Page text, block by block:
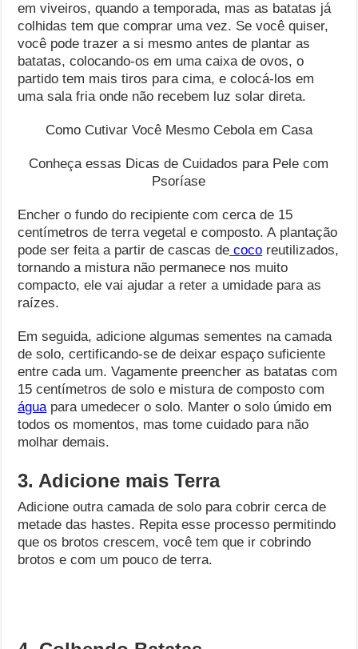
em viveiros, quando a temporada, mas as batatas já
colhidas tem que comprar uma vez. Se você quiser,
você pode trazer a si mesmo antes de plantar as
batatas, colocando-os em uma caixa de ovos, o
partido tem mais tiros para cima, e colocá-los em
uma sala fria onde não recebem luz solar direta.
Como Cutivar Você Mesmo Cebola em Casa
Conheça essas Dicas de Cuidados para Pele com
Psoríase
Encher o fundo do recipiente com cerca de 15
centímetros de terra vegetal e composto. A plantação
pode ser feita a partir de cascas de coco reutilizados,
tornando a mistura não permanece nos muito
compacto, ele vai ajudar a reter a umidade para as
raízes.
Em seguida, adicione algumas sementes na camada
de solo, certificando-se de deixar espaço suficiente
entre cada um. Vagamente preencher as batatas com
15 centímetros de solo e mistura de composto com
águapara umedecer o solo. Manter o solo úmido em
todos os momentos, mas tome cuidado para não
molhar demais.
3. Adicione mais Terra
Adicione outra camada de solo para cobrir cerca de
metade das hastes. Repita esse processo permitindo
que os brotos crescem, você tem que ir cobrindo
brotos e com um pouco de terra.